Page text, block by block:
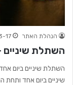
הנהלת האתר 17
השתלת
השתלת שיניים ביום
שיניים ביום אחד